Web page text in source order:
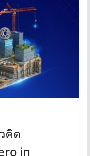
คิด
in